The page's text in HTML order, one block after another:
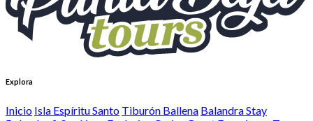
Explora
Inicio Isla Espíritu Santo Tiburón Ballena Balandra Stay